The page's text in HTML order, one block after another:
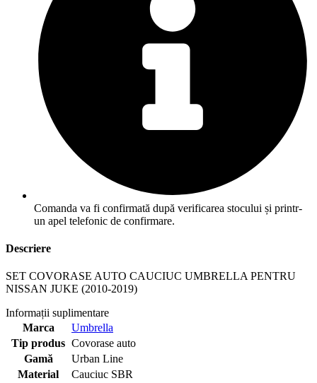
Comanda va fi confirmată după verificarea stocului și printr-
un apel telefonic de confirmare.
Descriere
SET COVORASE AUTO CAUCIUC UMBRELLA PENTRU
NISSAN JUKE (2010-2019)
Informații suplimentare
Marca
Umbrella
Tip produs Covorase auto
Gamă
Urban Line
Material
Cauciuc SBR